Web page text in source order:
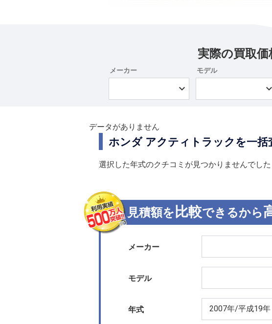
実際の買取価
メーカー モデル
データがありません
ホンダ アクティトラックを一括
選択した年式のクチコミが見つかりませんでした
見積額を 比較できるから
メーカー
モデル
年式